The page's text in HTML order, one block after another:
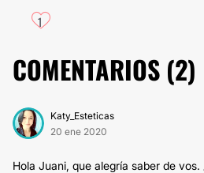
1
COMENTARIOS (2)
Katy_Esteticas
20 ene 2020
Hola Juani, que alegría saber de